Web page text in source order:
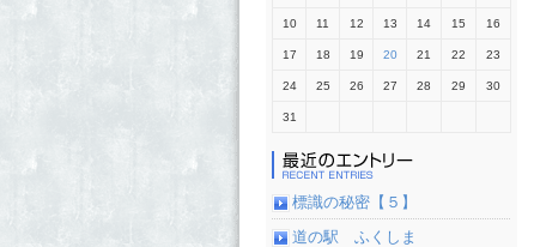
10 11 12 13 14 15 16
17 18 19 20 21 22 23
24 25 26 27 28 29 30
31
標識の秘密【５】
道の駅 ふくしま